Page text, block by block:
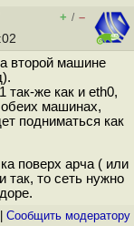
+ / –
второй машине
так-же как и eth0,
обеих машинах,
подниматься как
поверх арча ( или
так, то сеть нужно
Cообщить модератору